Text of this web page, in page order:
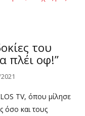
του
πλέι οφ!”
TV, όπου μίλησε
όσο και τους